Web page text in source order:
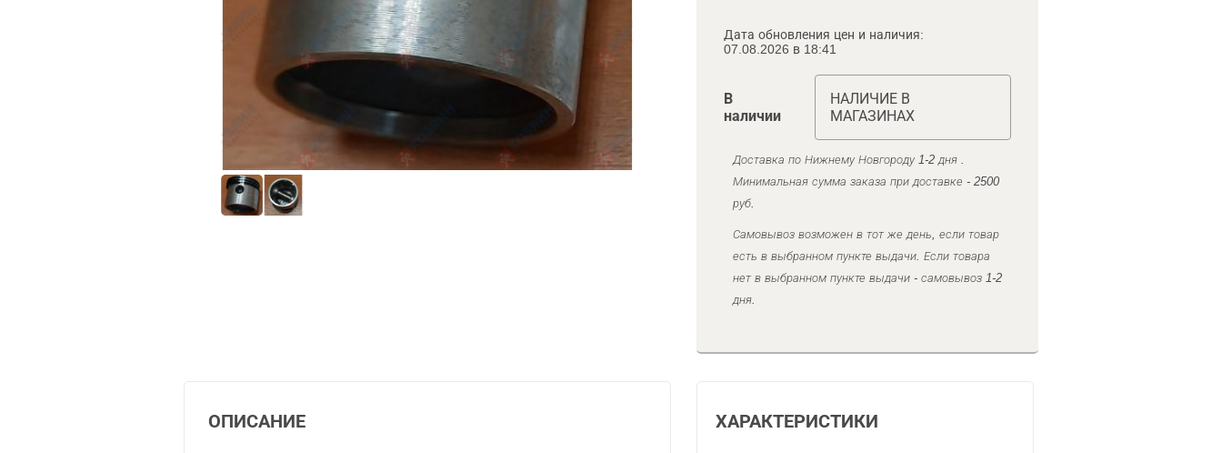
Дата обновления цен и наличия:
07.08.2026 в 18:41
В
наличии
НАЛИЧИЕ В
МАГАЗИНАХ
Доставка по Нижнему Новгороду 1-2 дня .
Минимальная сумма заказа при доставке - 2500
руб.
Самовывоз возможен в тот же день, если товар
есть в выбранном пункте выдачи. Если товара
нет в выбранном пункте выдачи - самовывоз 1-2
дня.
ХАРАКТЕРИСТИКИ
ОПИСАНИЕ